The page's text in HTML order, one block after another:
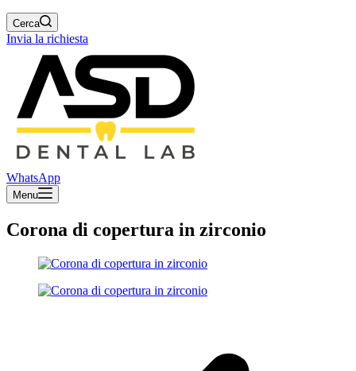
Cerca
Invia la richiesta
WhatsApp
Menu
Corona di copertura in zirconio